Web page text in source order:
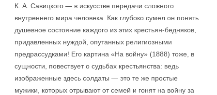
К. А. Савицкого — в искусстве передачи сложного
внутреннего мира человека. Как глубоко сумел он понять
душевное состояние каждого из этих крестьян-бедняков,
придавленных нуждой, опутанных религиозными
предрассудками! Его картина «На войну» (1888) тоже, в
сущности, повествует о судьбах крестьянства: ведь
изображенные здесь солдаты — это те же простые
мужики, которых отрывают от семей и гонят на войну за